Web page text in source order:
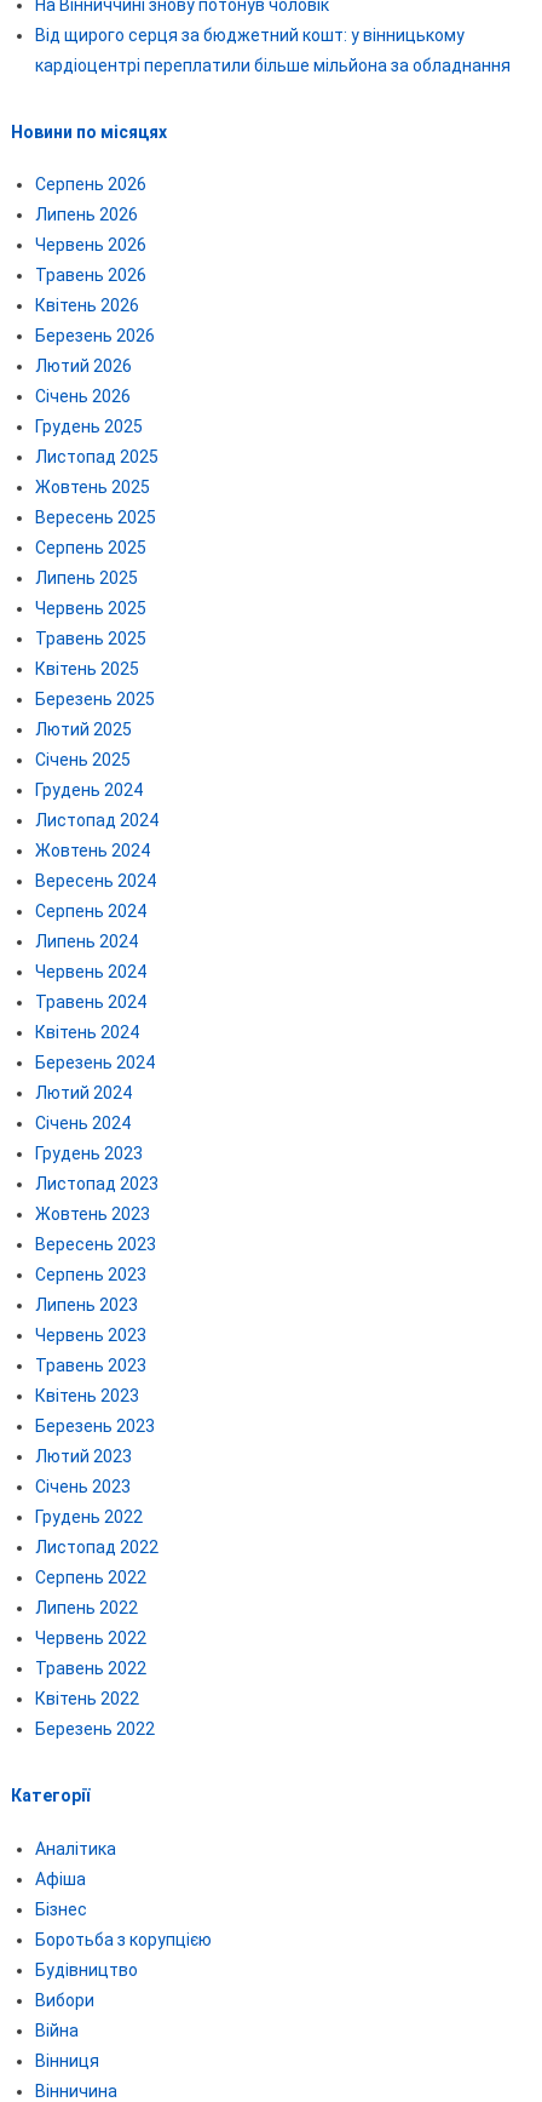
На Вінниччині знову потонув чоловік
Від щирого серця за бюджетний кошт: у вінницькому
кардіоцентрі переплатили більше мільйона за обладнання
Новини по місяцях
Серпень 2026
Липень 2026
Червень 2026
Травень 2026
Квітень 2026
Березень 2026
Лютий 2026
Січень 2026
Грудень 2025
Листопад 2025
Жовтень 2025
Вересень 2025
Серпень 2025
Липень 2025
Червень 2025
Травень 2025
Квітень 2025
Березень 2025
Лютий 2025
Січень 2025
Грудень 2024
Листопад 2024
Жовтень 2024
Вересень 2024
Серпень 2024
Липень 2024
Червень 2024
Травень 2024
Квітень 2024
Березень 2024
Лютий 2024
Січень 2024
Грудень 2023
Листопад 2023
Жовтень 2023
Вересень 2023
Серпень 2023
Липень 2023
Червень 2023
Травень 2023
Квітень 2023
Березень 2023
Лютий 2023
Січень 2023
Грудень 2022
Листопад 2022
Серпень 2022
Липень 2022
Червень 2022
Травень 2022
Квітень 2022
Березень 2022
Категорії
Аналітика
Афіша
Бізнес
Боротьба з корупцією
Будівництво
Вибори
Війна
Вінниця
Вінничина